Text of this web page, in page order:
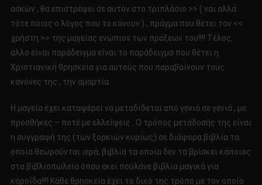
ασκών , θα επιστρέψει σε αυτόν στο τριπλάσιο >> ( ναι αλλά
τότε ποιος ο λόγος που το κάνουν ) , πράγμα που θέτει τον <<
χρήστη >> της μαγείας ενώπιον των πράξεων του!!!! Τέλος,
άλλο είναι παράδειγμα είναι το παράδειγμα που θέτει η
Χριστιανική θρησκεία για αυτούς που παραβαίνουν τους
κανόνες της , την αμαρτία.
Η μαγεία έχει καταφέρει να μεταδίδεται από γενιά σε γενιά , με
προσθήκες – ποτέ με ελλείψεις . Ο τρόπος μετάδοσής της είναι
η συγγραφή της (των ξορκιών κυρίως) σε διάφορα βιβλία τα
οποία θεωρούνται ιερά, βιβλία τα οποία δεν τα βρίσκει κάποιος
στα βιβλιοπωλεία όπου εκεί πουλάνε βιβλία μαγικά για
κοροΐδα!!!! Κάθε θρησκεία έχει το δικό της τρόπο με τον οποίο